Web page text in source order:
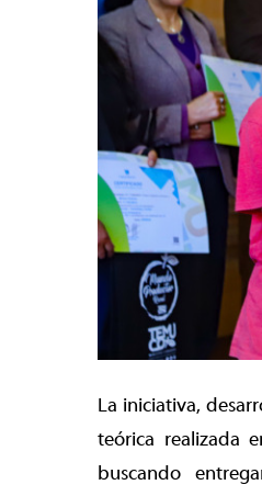
La iniciativa,
teórica realizada
buscando